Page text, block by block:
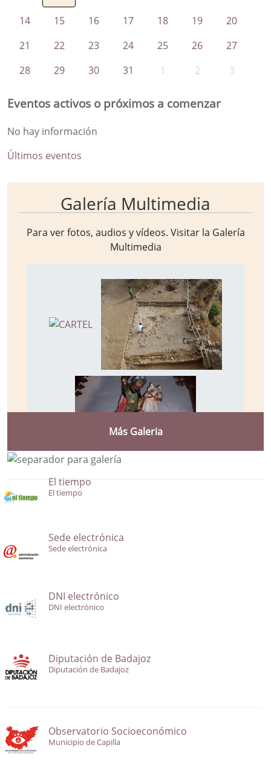
14
15 16 17 18 19
20
21
22 23 24 25 26
27
28
29 30 31 1 2 3
Eventos activos o próximos a comenzar
No hay información
Últimos eventos
Galería Multimedia
Para ver fotos, audios y vídeos. Visitar la Galería
Multimedia
Más Galeria
El tiempo
El tiempo
Sede electrónica
Sede electrónica
DNI electrónico
DNI electrónico
Diputación de Badajoz
Diputación de Badajoz
Observatorio Socioeconómico
Municipio de Capilla